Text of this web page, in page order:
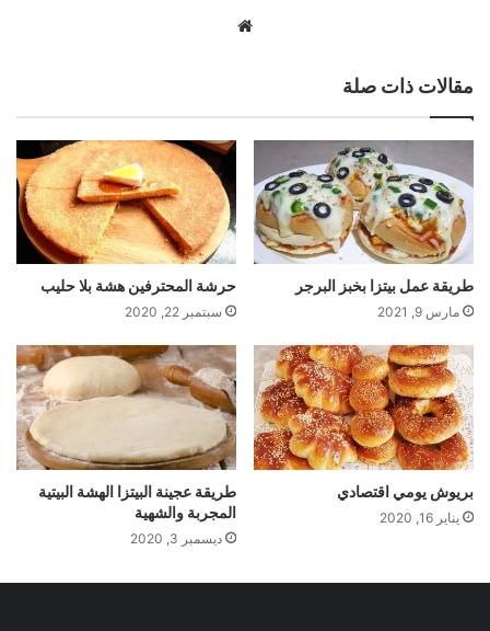
مقالات ذات صلة
طريقة عمل بيتزا بخبز البرجر
مارس 9, 2021
حرشة المحترفين هشة بلا حليب
سبتمبر 22, 2020
بريوش يومي اقتصادي
يناير 16, 2020
طريقة عجينة البيتزا الهشة البيتية
المجربة والشهية
ديسمبر 3, 2020